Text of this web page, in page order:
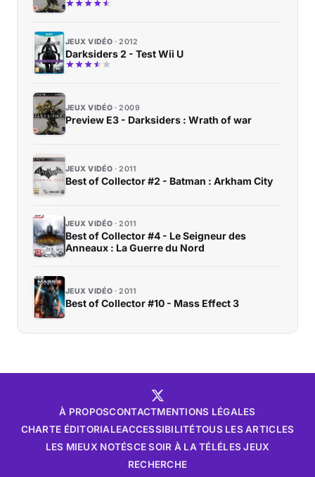
JEUX VIDÉO 2012
Darksiders 2 - Test Wii U
JEUX VIDÉO 2009
Preview E3 - Darksiders : Wrath of war
JEUX VIDÉO 2011
Best of Collector #2 - Batman : Arkham City
JEUX VIDÉO 2011
Best of Collector #4 - Le Seigneur des
Anneaux : La Guerre du Nord
JEUX VIDÉO 2011
Best of Collector #10 - Mass Effect 3
À PROPOSCONTACTMENTIONS LÉGALES
CHARTE ÉDITORIALEACCESSIBILITÉTOUS LES ARTICLES
LES MIEUX NOTÉSCE SOIR À LA TÉLÉLES JEUX
RECHERCHE